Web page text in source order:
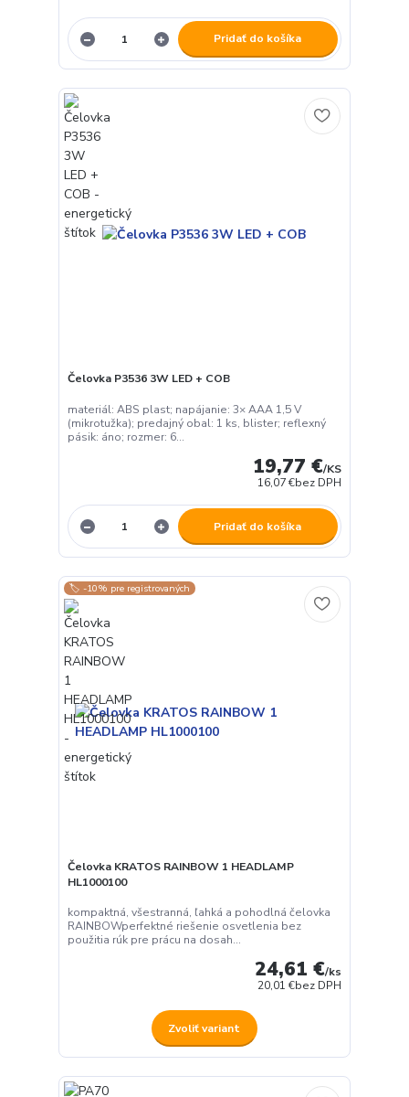
Pridať do košíka
Čelovka P3536 3W LED + COB
materiál: ABS plast; napájanie: 3× AAA 1,5 V
(mikrotužka); predajný obal: 1 ks, blister; reflexný
pásik: áno; rozmer: 6...
19,77 €/KS
16,07 €bez DPH
Pridať do košíka
🏷️ -10% pre registrovaných
Čelovka KRATOS RAINBOW 1 HEADLAMP
HL1000100
kompaktná, všestranná, ľahká a pohodlná čelovka
RAINBOWperfektné riešenie osvetlenia bez
použitia rúk pre prácu na dosah...
24,61 €/ks
20,01 €bez DPH
Zvoliť variant